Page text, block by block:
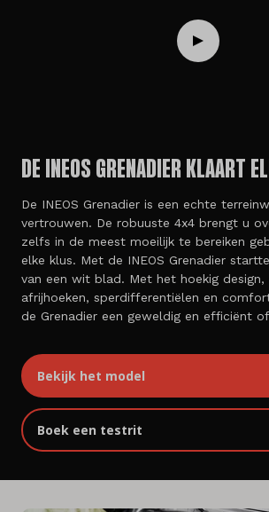
DE INEOS GRENADIER KLAART
De INEOS Grenadier is een echte
vertrouwen. De robuuste 4x4 brengt u
zelfs in de meest moeilijk te bereiken
elke klus. Met de INEOS Grenadier
van een wit blad. Met het hoekig design,
afrijhoeken, sperdifferentiëlen en
de Grenadier een geweldig en efficiënt
Bekijk het model
Boek een testrit